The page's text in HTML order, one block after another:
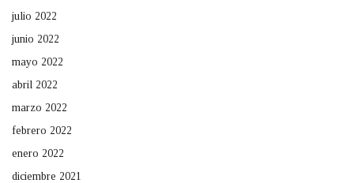
julio 2022
junio 2022
mayo 2022
abril 2022
marzo 2022
febrero 2022
enero 2022
diciembre 2021